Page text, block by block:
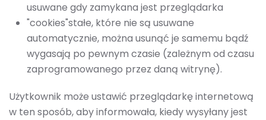
usuwane gdy zamykana jest przeglądarka
"cookies"stałe, które nie są usuwane
automatycznie, można usunąć je samemu bądź
wygasają po pewnym czasie (zależnym od czasu
zaprogramowanego przez daną witrynę).
Użytkownik może ustawić przeglądarkę internetową
w ten sposób, aby informowała, kiedy wysyłany jest